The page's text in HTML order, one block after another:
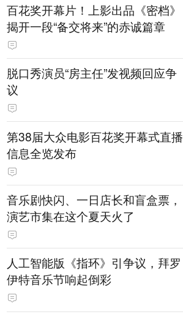
百花奖开幕片！上影出品《密档》
揭开一段“备交将来”的赤诚篇章
脱口秀演员“房主任”发视频回应争
议
第38届大众电影百花奖开幕式直播
信息全览发布
音乐剧快闪、一日店长和盲盒票，
演艺市集在这个夏天火了
人工智能版《指环》引争议，拜罗
伊特音乐节响起倒彩